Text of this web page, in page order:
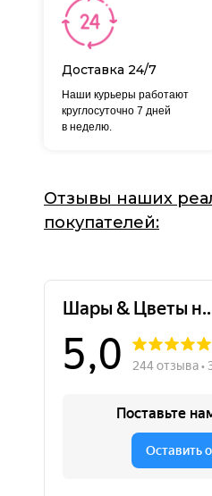
Доставка 24/7
Наши курьеры работают
круглосуточно 7 дней
в неделю.
Отзывы наших
покупателей: